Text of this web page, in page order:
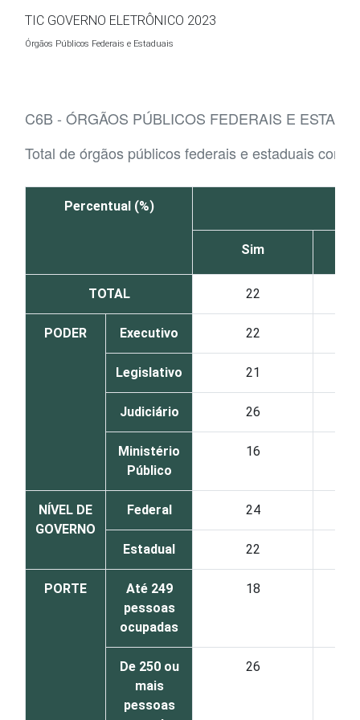
TIC GOVERNO ELETRÔNICO 2023
Órgãos Públicos Federais e Estaduais
C6B - ÓRGÃOS PÚBLICOS FEDERAIS E
Total de órgãos públicos federais e estaduais com
Percentual (%)
Sim
TOTAL 22
PODER Executivo 22
Legislativo 21
Judiciário 26
Ministério
Público
16
NÍVEL DE
GOVERNO
Federal 24
Estadual 22
PORTE
Até 249
pessoas
ocupadas
18
De 250 ou
mais
pessoas
26